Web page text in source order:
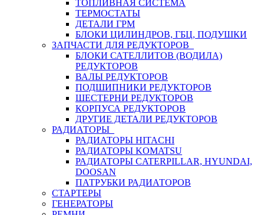
ТОПЛИВНАЯ СИСТЕМА
ТЕРМОСТАТЫ
ДЕТАЛИ ГРМ
БЛОКИ ЦИЛИНДРОВ, ГБЦ, ПОДУШКИ
ЗАПЧАСТИ ДЛЯ РЕДУКТОРОВ
БЛОКИ САТЕЛЛИТОВ (ВОДИЛА)
РЕДУКТОРОВ
ВАЛЫ РЕДУКТОРОВ
ПОДШИПНИКИ РЕДУКТОРОВ
ШЕСТЕРНИ РЕДУКТОРОВ
КОРПУСА РЕДУКТОРОВ
ДРУГИЕ ДЕТАЛИ РЕДУКТОРОВ
РАДИАТОРЫ
РАДИАТОРЫ HITACHI
РАДИАТОРЫ KOMATSU
РАДИАТОРЫ CATERPILLAR, HYUNDAI,
DOOSAN
ПАТРУБКИ РАДИАТОРОВ
СТАРТЕРЫ
ГЕНЕРАТОРЫ